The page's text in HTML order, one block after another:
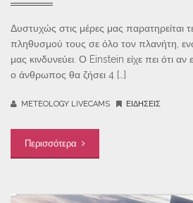
Δυστυχώς στις μέρες μας παρατηρείται
πληθυσμού τους σε όλο τον πλανήτη,
μας κινδυνεύει. Ο Einstein είχε πει ότι αν
ο άνθρωπος θα ζήσει 4 […]
METEOLOGY LIVECAMS ΕΙΔΉΣΕΙΣ
Περισσότερα